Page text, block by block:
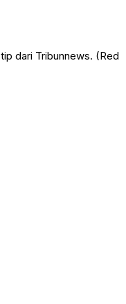
dari Tribunnews. (Red